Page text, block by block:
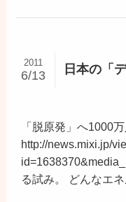
日本の「
2011
6/13
「脱原発」へ1000
http://news.mixi.jp/
る試み。 どんなエ